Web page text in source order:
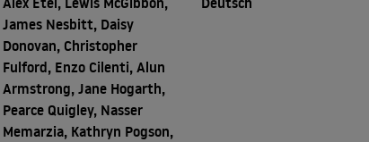
James Nesbitt, Daisy
Donovan, Christopher
Fulford, Enzo Cilenti, Alun
Armstrong, Jane Hogarth,
Pearce Quigley, Nasser
Memarzia, Kathryn Pogson,